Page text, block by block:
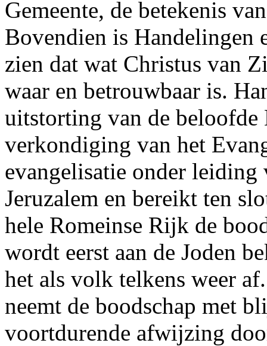
Gemeente, de betekenis
Bovendien is Handelingen
zien dat wat Christus van
waar en betrouwbaar is.
uitstorting van de beloofde
verkondiging van het
evangelisatie onder
Jeruzalem en bereikt ten
hele Romeinse Rijk de
wordt eerst aan de Joden
het als volk telkens weer
neemt de boodschap met
voortdurende afwijzing